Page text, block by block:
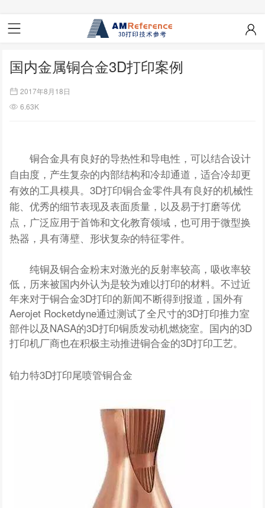
国内金属铜合金3D打印案例
2017年8月18日
6.63K
铜合金具有良好的导热性和导电性，可以结合设计
自由度，产生复杂的内部结构和冷却通道，适合冷却更
有效的工具模具。3D打印铜合金零件具有良好的机械性
能、优秀的细节表现及表面质量，以及易于打磨等优
点，广泛应用于首饰和文化教育领域，也可用于微型换
热器，具有薄壁、形状复杂的特征零件。
纯铜及铜合金粉末对激光的反射率较高，吸收率较
低，历来被国内外认为是较为难以打印的材料。不过近
年来对于铜合金3D打印的新闻不断得到报道，国外有
Aerojet Rocketdyne通过测试了全尺寸的3D打印推力室
部件以及NASA的3D打印铜质发动机燃烧室。国内的3D
打印机厂商也在积极主动推进铜合金的3D打印工艺。
铂力特3D打印尾喷管铜合金